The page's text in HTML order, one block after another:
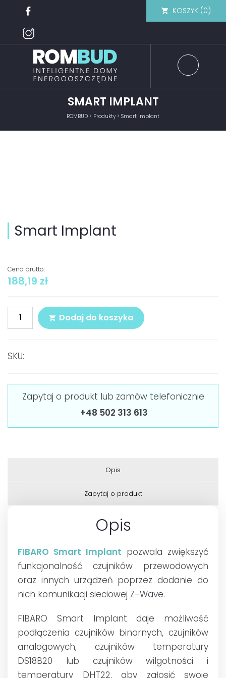
KOSZYK (0)
SMART IMPLANT
ROMBUD > Produkty > Smart Implant
Smart Implant
Cena brutto:
188,19 zł
Dodaj do koszyka
SKU:
Zapytaj o produkt lub zamów telefonicznie
+48 502 313 613
Opis
Zapytaj o produkt
Opis
FIBARO Smart Implant pozwala zwiększyć
funkcjonalność czujników przewodowych
oraz innych urządzeń poprzez dodanie do
nich komunikacji sieciowej Z-Wave.
FIBARO Smart Implant daje możliwość
podłączenia czujników binarnych, czujników
analogowych, czujników temperatury
DS18B20 lub czujników wilgotności i
temperatury DHT22, aby zgłosić swoje